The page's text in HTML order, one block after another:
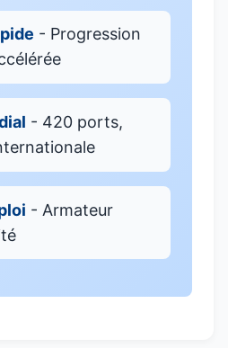
- Progression
- 420 ports,
- Armateur